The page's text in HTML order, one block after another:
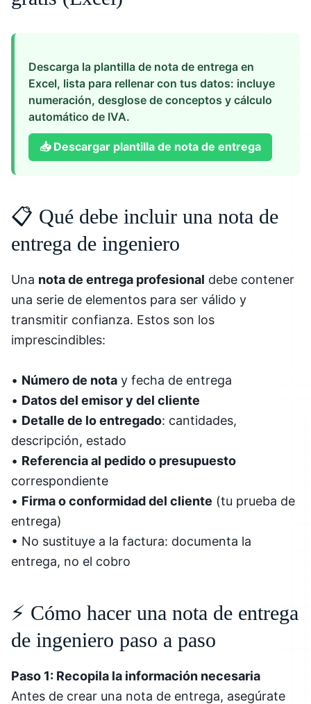
Descarga la plantilla de nota de entrega en
Excel, lista para rellenar con tus datos: incluye
numeración, desglose de conceptos y cálculo
automático de IVA.
📥 Descargar plantilla de nota de entrega
📋 Qué debe incluir una nota de
entrega de ingeniero
Una nota de entrega profesional debe contener
una serie de elementos para ser válido y
transmitir confianza. Estos son los
imprescindibles:
• Número de nota y fecha de entrega
• Datos del emisor y del cliente
• Detalle de lo entregado: cantidades,
descripción, estado
• Referencia al pedido o presupuesto
correspondiente
• Firma o conformidad del cliente (tu prueba de
entrega)
• No sustituye a la factura: documenta la
entrega, no el cobro
⚡ Cómo hacer una nota de entrega
de ingeniero paso a paso
Paso 1: Recopila la información necesaria
Antes de crear una nota de entrega, asegúrate